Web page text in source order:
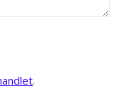
.